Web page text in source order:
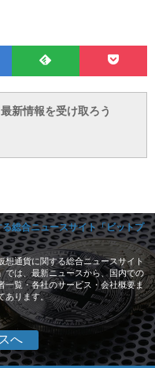
で
ォ
ロ
ー
で
と
で
新情報を受け取ろう
総合ニュースサイト「ビットプ
想通貨に関する総合ニュースサイト
では、最新ニュースから、国内での
一覧・各社のサービス・会社概要ま
あります。
へ